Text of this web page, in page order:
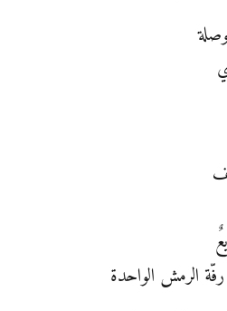
الرمش الواحدة